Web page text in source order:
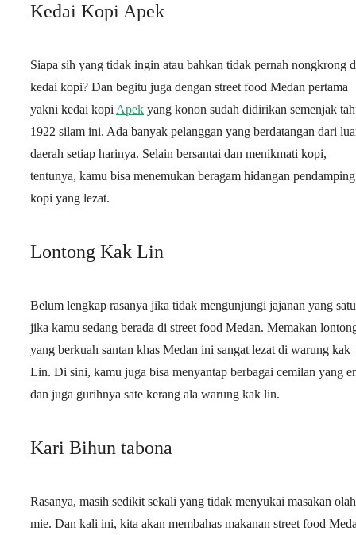
Kedai Kopi Apek
Siapa sih yang tidak ingin atau bahkan tidak pernah nongkrong
kedai kopi? Dan begitu juga dengan street food Medan pertama
yakni kedai kopi Apek yang konon sudah didirikan semenjak
1922 silam ini. Ada banyak pelanggan yang berdatangan dari
daerah setiap harinya. Selain bersantai dan menikmati kopi,
tentunya, kamu bisa menemukan beragam hidangan pendamping
kopi yang lezat.
Lontong Kak Lin
Belum lengkap rasanya jika tidak mengunjungi jajanan yang
jika kamu sedang berada di street food Medan. Memakan
yang berkuah santan khas Medan ini sangat lezat di warung kak
Lin. Di sini, kamu juga bisa menyantap berbagai cemilan yang
dan juga gurihnya sate kerang ala warung kak lin.
Kari Bihun tabona
Rasanya, masih sedikit sekali yang tidak menyukai masakan
mie. Dan kali ini, kita akan membahas makanan street food